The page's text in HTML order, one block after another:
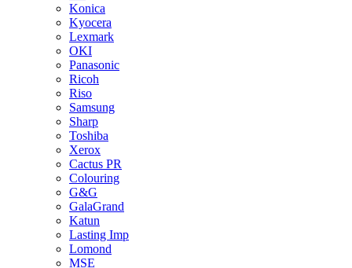
Konica
Kyocera
Lexmark
OKI
Panasonic
Ricoh
Riso
Samsung
Sharp
Toshiba
Xerox
Cactus PR
Colouring
G&G
GalaGrand
Katun
Lasting Imp
Lomond
MSE